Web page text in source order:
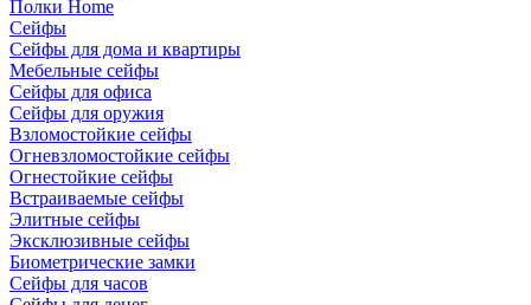
Полки Home
Сейфы
Сейфы для дома и квартиры
Мебельные сейфы
Сейфы для офиса
Сейфы для оружия
Взломостойкие сейфы
Огневзломостойкие сейфы
Огнестойкие сейфы
Встраиваемые сейфы
Элитные сейфы
Эксклюзивные сейфы
Биометрические замки
Сейфы для часов